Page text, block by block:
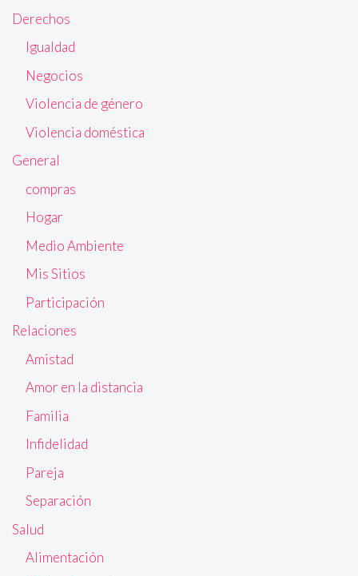
Derechos
Igualdad
Negocios
Violencia de género
Violencia doméstica
General
compras
Hogar
Medio Ambiente
Mis Sitios
Participación
Relaciones
Amistad
Amor en la distancia
Familia
Infidelidad
Pareja
Separación
Salud
Alimentación